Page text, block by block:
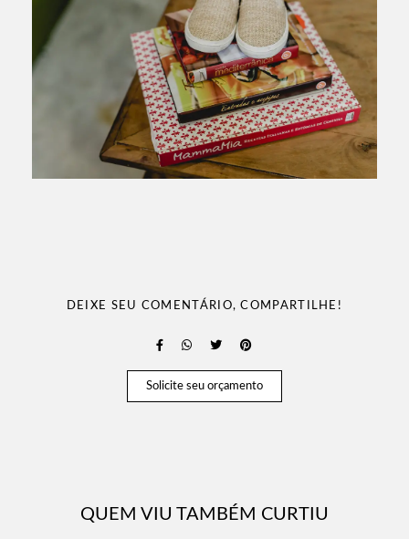
DEIXE SEU COMENTÁRIO, COMPARTILHE!
Solicite seu orçamento
QUEM VIU TAMBÉM CURTIU